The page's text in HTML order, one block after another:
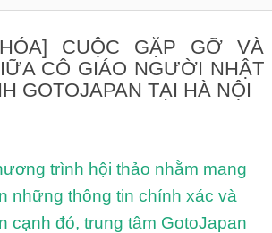
CUỘC GẶP GỠ VÀ
CÔ GIÁO NGƯỜI NHẬT
GOTOJAPAN TẠI HÀ NỘI
trình hội thảo nhằm mang
những thông tin chính xác và
cạnh đó, trung tâm GotoJapan